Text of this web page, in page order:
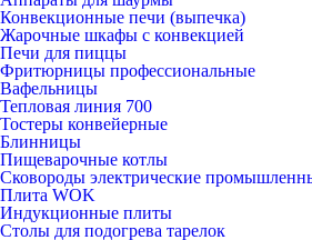
Конвекционные печи (выпечка)
Жарочные шкафы с конвекцией
Печи для пиццы
Фритюрницы профессиональные
Вафельницы
Тепловая линия 700
Тостеры конвейерные
Блинницы
Пищеварочные котлы
Сковороды электрические
Плита WOK
Индукционные плиты
Столы для подогрева тарелок